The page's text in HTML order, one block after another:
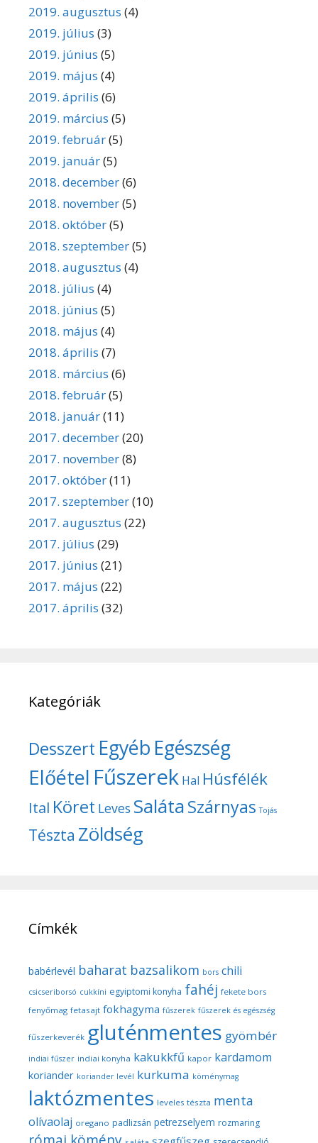
2019. augusztus (4)
2019. július (3)
2019. június (5)
2019. május (4)
2019. április (6)
2019. március (5)
2019. február(5)
2019. január(5)
2018. december(6)
2018. november(5)
2018. október(5)
2018. szeptember(5)
2018. augusztus (4)
2018. július (4)
2018. június (5)
2018. május (4)
2018. április (7)
2018. március (6)
2018. február(5)
2018. január(11)
2017. december(20)
2017. november(8)
2017. október(11)
2017. szeptember(10)
2017. augusztus (22)
2017. július (29)
2017. június (21)
2017. május (22)
2017. április (32)
Kategóriák
Desszert Egyéb Egészség
Előétel Fűszerek Hal Húsfélék
Ital Köret Leves SalátaSzárnyas Tojás
Tészta Zöldség
Címkék
babérlevél baharat bazsalikom bors chili
csicseriborsó cukkíni egyiptomi konyha fahéj fekete bors
fenyőmag fetasajt fokhagyma fűszerek fűszerek és egészség
fűszerkeverék gluténmentes gyömbér
indiai fűszer indiai konyha kakukkfű kapor kardamom
koriander koriander levél kurkuma köménymag
laktózmentes leveles tészta menta
olívaolaj oregano padlizsán petrezselyem rozmaring